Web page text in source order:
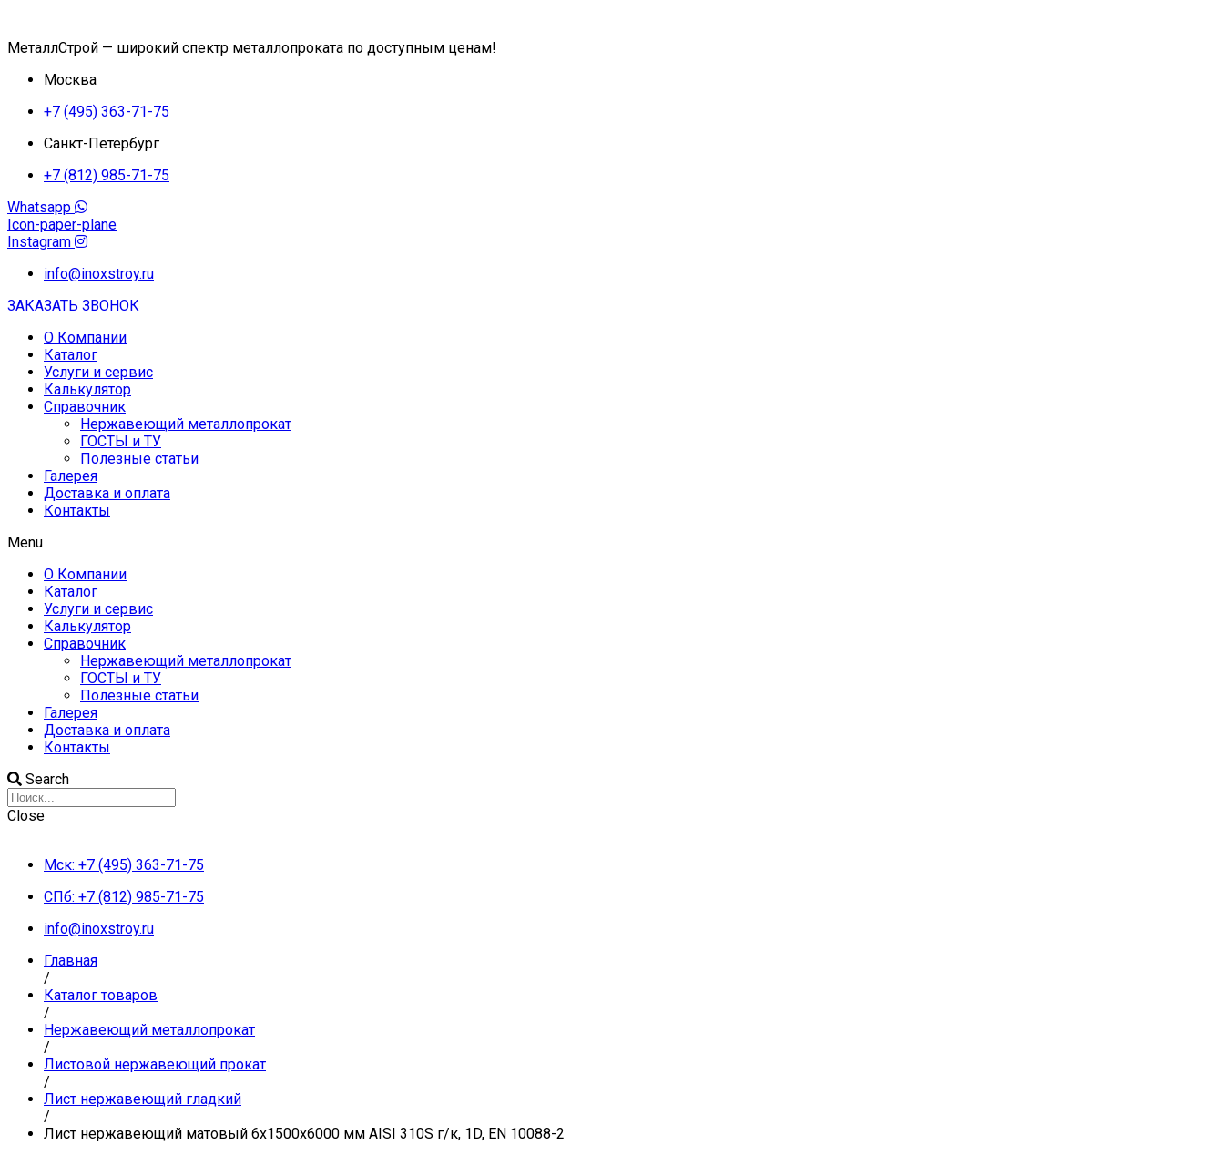
МеталлСтрой — широкий спектр металлопроката по доступным ценам!
Москва
+7 (495) 363-71-75
Санкт-Петербург
+7 (812) 985-71-75
Whatsapp
Icon-paper-plane
Instagram
info@inoxstroy.ru
ЗАКАЗАТЬ ЗВОНОК
О Компании
Каталог
Услуги и сервис
Калькулятор
Справочник
Нержавеющий металлопрокат
ГОСТЫ и ТУ
Полезные статьи
Галерея
Доставка и оплата
Контакты
Menu
О Компании
Каталог
Услуги и сервис
Калькулятор
Справочник
Нержавеющий металлопрокат
ГОСТЫ и ТУ
Полезные статьи
Галерея
Доставка и оплата
Контакты
Search
Close
Мск: +7 (495) 363-71-75
СПб: +7 (812) 985-71-75
info@inoxstroy.ru
Главная
/
Каталог товаров
/
Нержавеющий металлопрокат
/
Листовой нержавеющий прокат
/
Лист нержавеющий гладкий
/
Лист нержавеющий матовый 6х1500х6000 мм AISI 310S г/к, 1D, EN 10088-2